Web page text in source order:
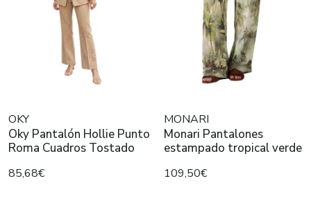
OKY
Oky Pantalón Hollie Punto
Roma Cuadros Tostado
85,68€
MONARI
Monari Pantalones
estampado tropical verde
109,50€